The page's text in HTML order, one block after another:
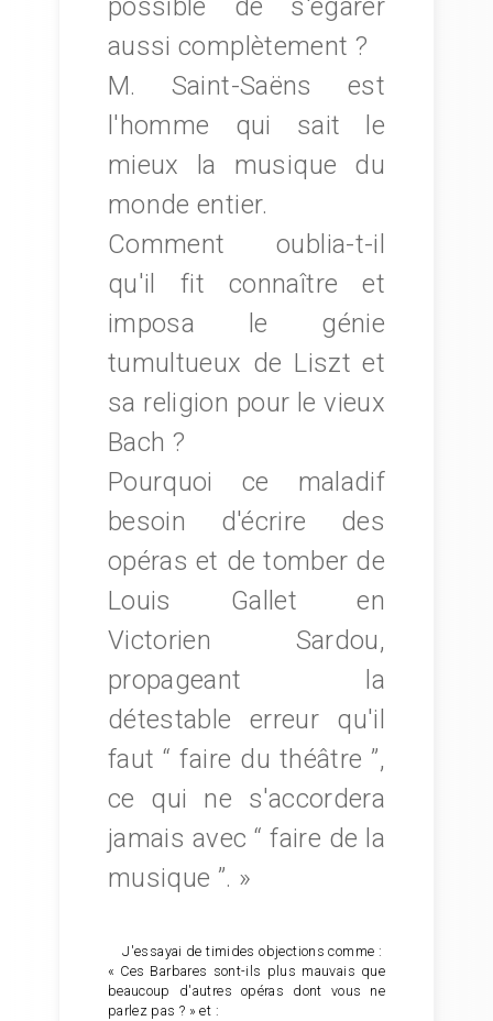
possible de s'égarer
aussi complètement ?
M. Saint-Saëns est
l'homme qui sait le
mieux la musique du
monde entier.
Comment oublia-t-il
qu'il fit connaître et
imposa le génie
tumultueux de Liszt et
sa religion pour le vieux
Bach ?
Pourquoi ce maladif
besoin d'écrire des
opéras et de tomber de
Louis Gallet en
Victorien Sardou,
propageant la
détestable erreur qu'il
faut “ faire du théâtre ”,
ce qui ne s'accordera
jamais avec “ faire de la
musique ”. »
J'essayai de timides objections comme :
« Ces Barbares sont-ils plus mauvais que
beaucoup d'autres opéras dont vous ne
parlez pas ? » et :